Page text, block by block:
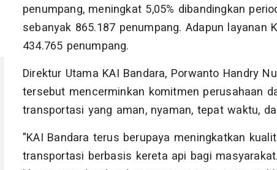
penumpang, meningkat 5,05% dibandingkan
sebanyak 865.187 penumpang. Adapun layanan
434.765 penumpang.
Direktur Utama KAI Bandara, Porwanto Handry
tersebut mencerminkan komitmen perusahaan
transportasi yang aman, nyaman, tepat waktu,
"KAI Bandara terus berupaya meningkatkan
transportasi berbasis kereta api bagi